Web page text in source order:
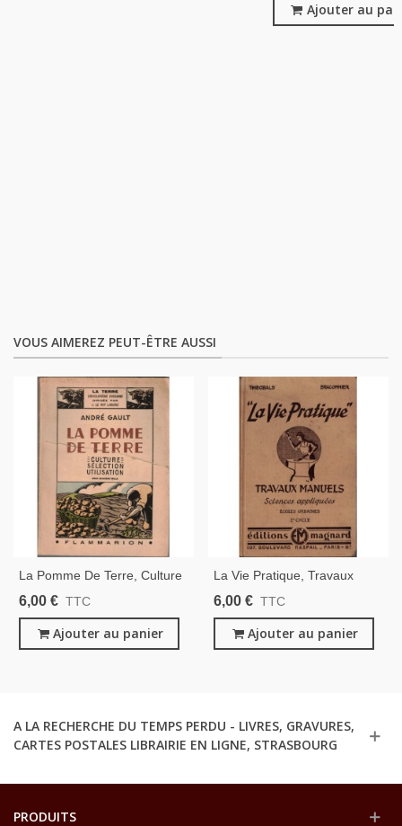
Ajouter au
VOUS AIMEREZ PEUT-ÊTRE AUSSI
La Pomme De Terre, Culture
Sélection Utilisation, André
Potager, Jardinage,
Agriculture,
6,00 € TTC
Ajouter au panier
La Vie Pratique, Travaux
Manuels Écoles Urbaines,
Manuels Technologie, Outils,
Bricolage,
6,00 € TTC
Ajouter au panier
A LA RECHERCHE DU TEMPS PERDU - LIVRES, GRAVURES,
CARTES POSTALES LIBRAIRIE EN LIGNE, STRASBOURG
PRODUITS